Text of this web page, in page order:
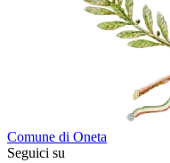
Comune di Oneta
Seguici su